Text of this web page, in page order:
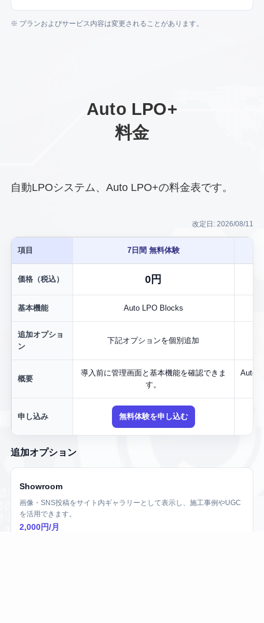
※ プランおよびサービス内容は変更されることがあります。
Auto LPO+
料金
自動LPOシステム、Auto LPO+の料金表です。
改定日: 2026/08/11
項目 7日間 無料体験
価格（税込） 0円
基本機能 Auto LPO Blocks
追加オプショ
ン
下記オプションを個別追加
概要
導入前に管理画面と基本機能を確認できま
す。
Auto
申し込み 無料体験を申し込む
追加オプション
Showroom
画像・SNS投稿をサイト内ギャラリーとして表示し、施工事例やUGC
を活用できます。
2,000円/月